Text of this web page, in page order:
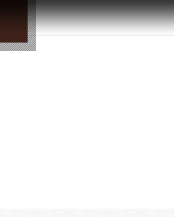
/ / /